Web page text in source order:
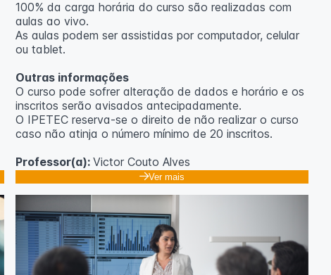
100% da carga horária do curso são realizadas com
aulas ao vivo.
As aulas podem ser assistidas por computador, celular
ou tablet.
Outras informações
O curso pode sofrer alteração de dados e horário e os
inscritos serão avisados ​​antecipadamente.
O IPETEC reserva-se o direito de não realizar o curso
caso não atinja o número mínimo de 20 inscritos.
Professor(a): Victor Couto Alves
Ver mais